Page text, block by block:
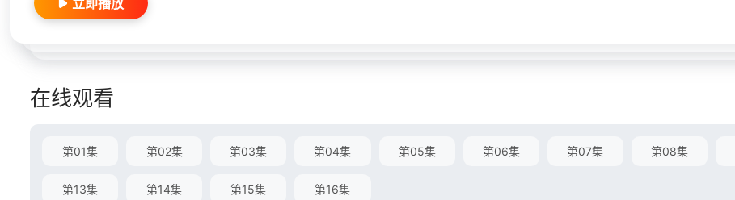
立即播放
在线观看
第01集 第02集 第03集 第04集 第05集 第06集 第07集 第08集
第13集 第14集 第15集 第16集